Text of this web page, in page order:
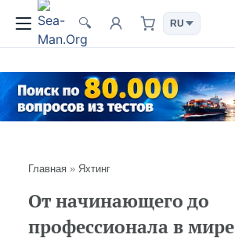
🔍
Главная» Яхтинг
От начинающего до
профессионала в мире